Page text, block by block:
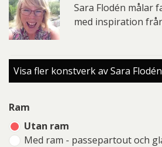
Sara Flodén målar
med inspiration
Visa fler konstverk av Sara
Ram
Utan ram
Med ram - passepartout och